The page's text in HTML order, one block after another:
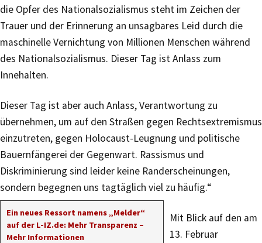
die Opfer des Nationalsozialismus steht im Zeichen der
Trauer und der Erinnerung an unsagbares Leid durch die
maschinelle Vernichtung von Millionen Menschen während
des Nationalsozialismus. Dieser Tag ist Anlass zum
Innehalten.
Dieser Tag ist aber auch Anlass, Verantwortung zu
übernehmen, um auf den Straßen gegen Rechtsextremismus
einzutreten, gegen Holocaust-Leugnung und politische
Bauernfängerei der Gegenwart. Rassismus und
Diskriminierung sind leider keine Randerscheinungen,
sondern begegnen uns tagtäglich viel zu häufig.“
Ein neues Ressort namens „Melder“
auf der L-IZ.de: Mehr Transparenz –
Mehr Informationen
Mit Blick auf den am
13. Februar